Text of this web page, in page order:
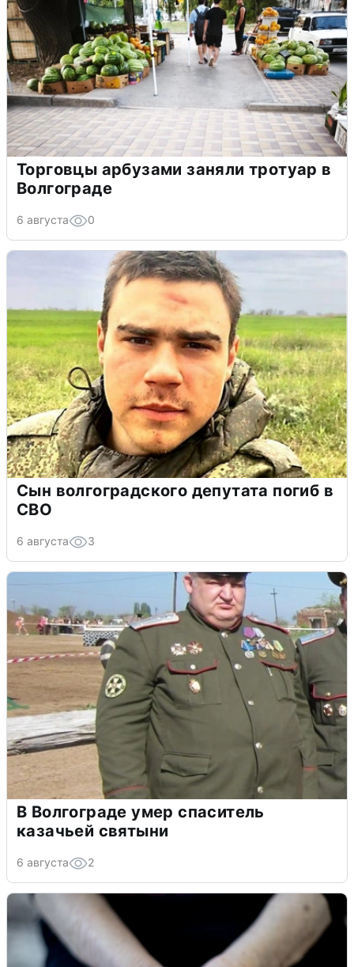
Торговцы арбузами заняли тротуар в
Волгограде
6 августа 0
Сын волгоградского депутата погиб в
СВО
6 августа 3
В Волгограде умер спаситель
казачьей святыни
6 августа 2